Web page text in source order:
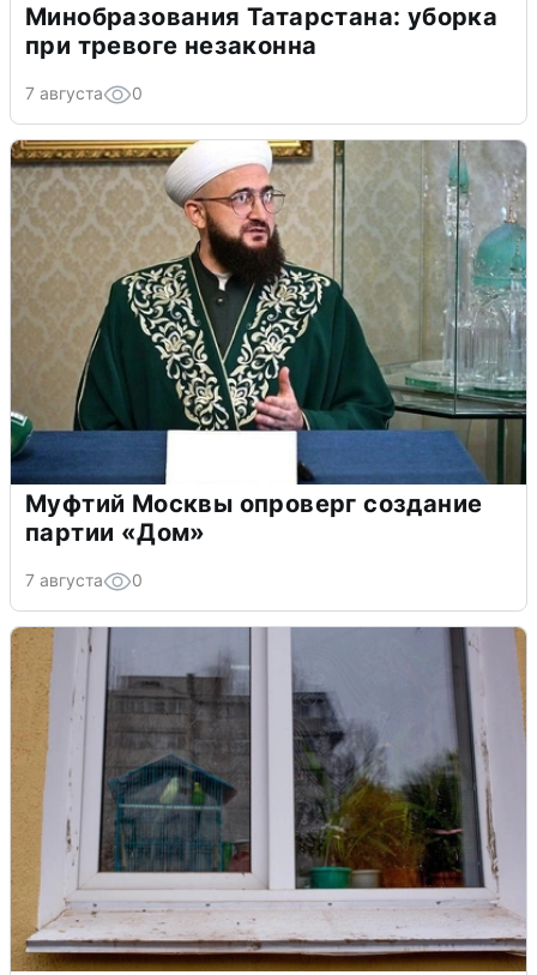
Минобразования Татарстана: уборка
при тревоге незаконна
7 августа 0
Муфтий Москвы опроверг создание
партии «Дом»
7 августа 0